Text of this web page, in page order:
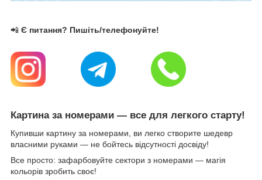
📲 Є питання? Пишіть/телефонуйте!
Картина за номерами — все для легкого старту!
Купивши картину за номерами, ви легко створите шедевр
власними руками — не бойтесь відсутності досвіду!
Все просто: зафарбовуйте сектори з номерами — магія
кольорів зробить своє!